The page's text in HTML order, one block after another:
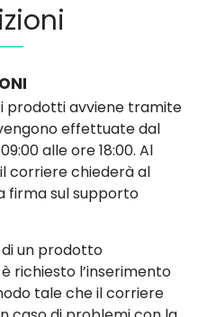
prodotti avviene tramite
effettuate dal
alle ore 18:00. Al
corriere chiederà al
firma sul supporto
un prodotto
è richiesto l’inserimento
tale che il corriere